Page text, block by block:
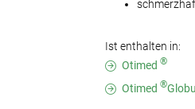
Ist enthalten in:
Otimed ®
Otimed ®